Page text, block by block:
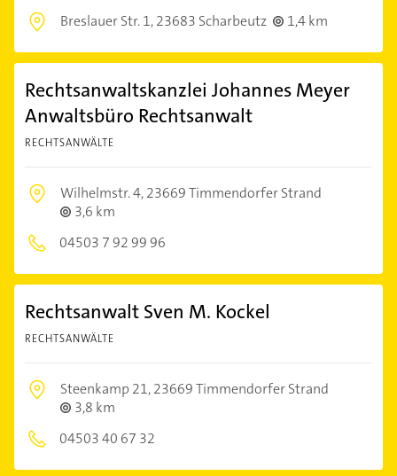
Breslauer Str. 1,23683 Scharbeutz 1,4 km
Rechtsanwaltskanzlei Johannes Meyer
Anwaltsbüro Rechtsanwalt
RECHTSANWÄLTE
Wilhelmstr. 4,23669 Timmendorfer Strand
3,6 km
04503 7 92 99 96
Rechtsanwalt Sven M. Kockel
RECHTSANWÄLTE
Steenkamp 21,23669 Timmendorfer Strand
3,8 km
04503 40 67 32